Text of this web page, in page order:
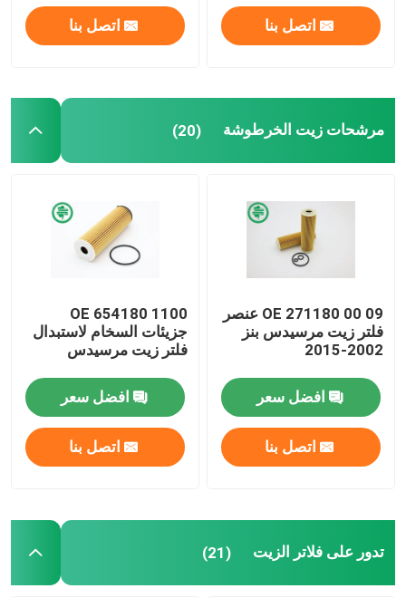
اتصل بنا
مرشحات هواء محرك السيارات
فلتر وقود السيارات
تدور على فلاتر الزيت
فلاتر وقود الديزل
مرشحات ناقل الحركة الأوتوماتيكي
فلاتر الخدمة الشاقة
اتصل بنا اتصل بنا
مرشحات زيت الخرطوشة (20)
OE 271180 00 09 عنصر
فلتر زيت مرسيدس بنز
2002-2015
افضل سعر
اتصل بنا
OE 654180 1100
جزيئات السخام لاستبدال
فلتر زيت مرسيدس
افضل سعر
اتصل بنا
تدور على فلاتر الزيت (21)